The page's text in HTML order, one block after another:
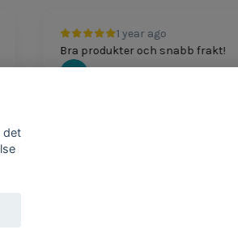
1 year ago
Bra produkter och snabb frakt!
det